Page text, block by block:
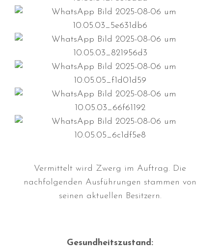
Kontakt
Blog
Durchmarsch und Urlaubsgefühle
in Hallbergmoos (D)!
Zino Della Dorsale sucht ein
Vermittelt wird Zwerg im Auftrag. Die
nachfolgenden Ausführungen stammen von
seinen aktuellen Besitzern.
Gesundheitszustand: